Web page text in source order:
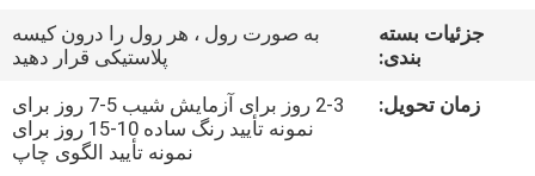
جزئیات بسته
بندی:
به صورت رول ، هر رول را درون کیسه
پلاستیکی قرار دهید
زمان تحویل:
2-3 روز برای آزمایش شیب 5-7 روز برای
نمونه تأیید رنگ ساده 10-15 روز برای
نمونه تأیید الگوی چاپ